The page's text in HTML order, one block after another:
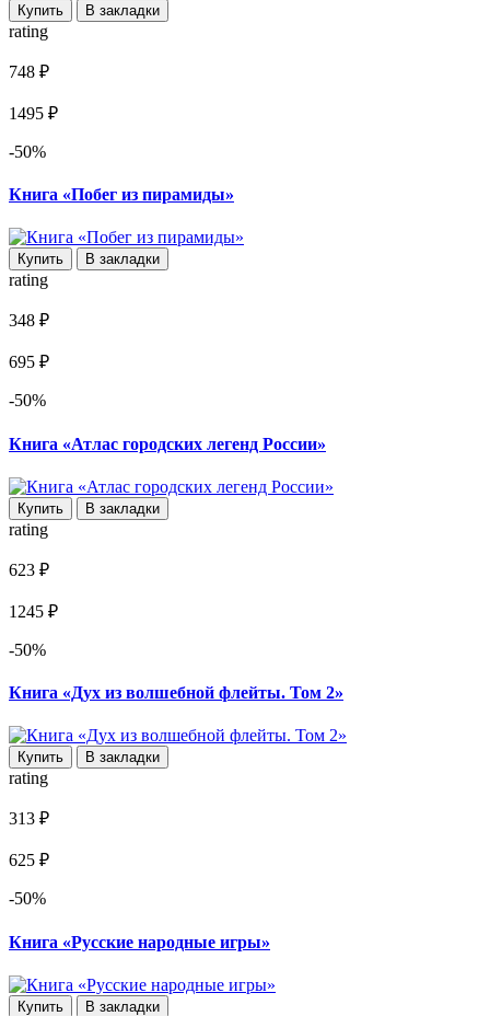
Купить В закладки
rating
748 ₽
1495 ₽
-50%
Книга «Побег из пирамиды»
Купить В закладки
rating
348 ₽
695 ₽
-50%
Книга «Атлас городских легенд России»
Купить В закладки
rating
623 ₽
1245 ₽
-50%
Книга «Дух из волшебной флейты. Том 2»
Купить В закладки
rating
313 ₽
625 ₽
-50%
Книга «Русские народные игры»
Купить В закладки